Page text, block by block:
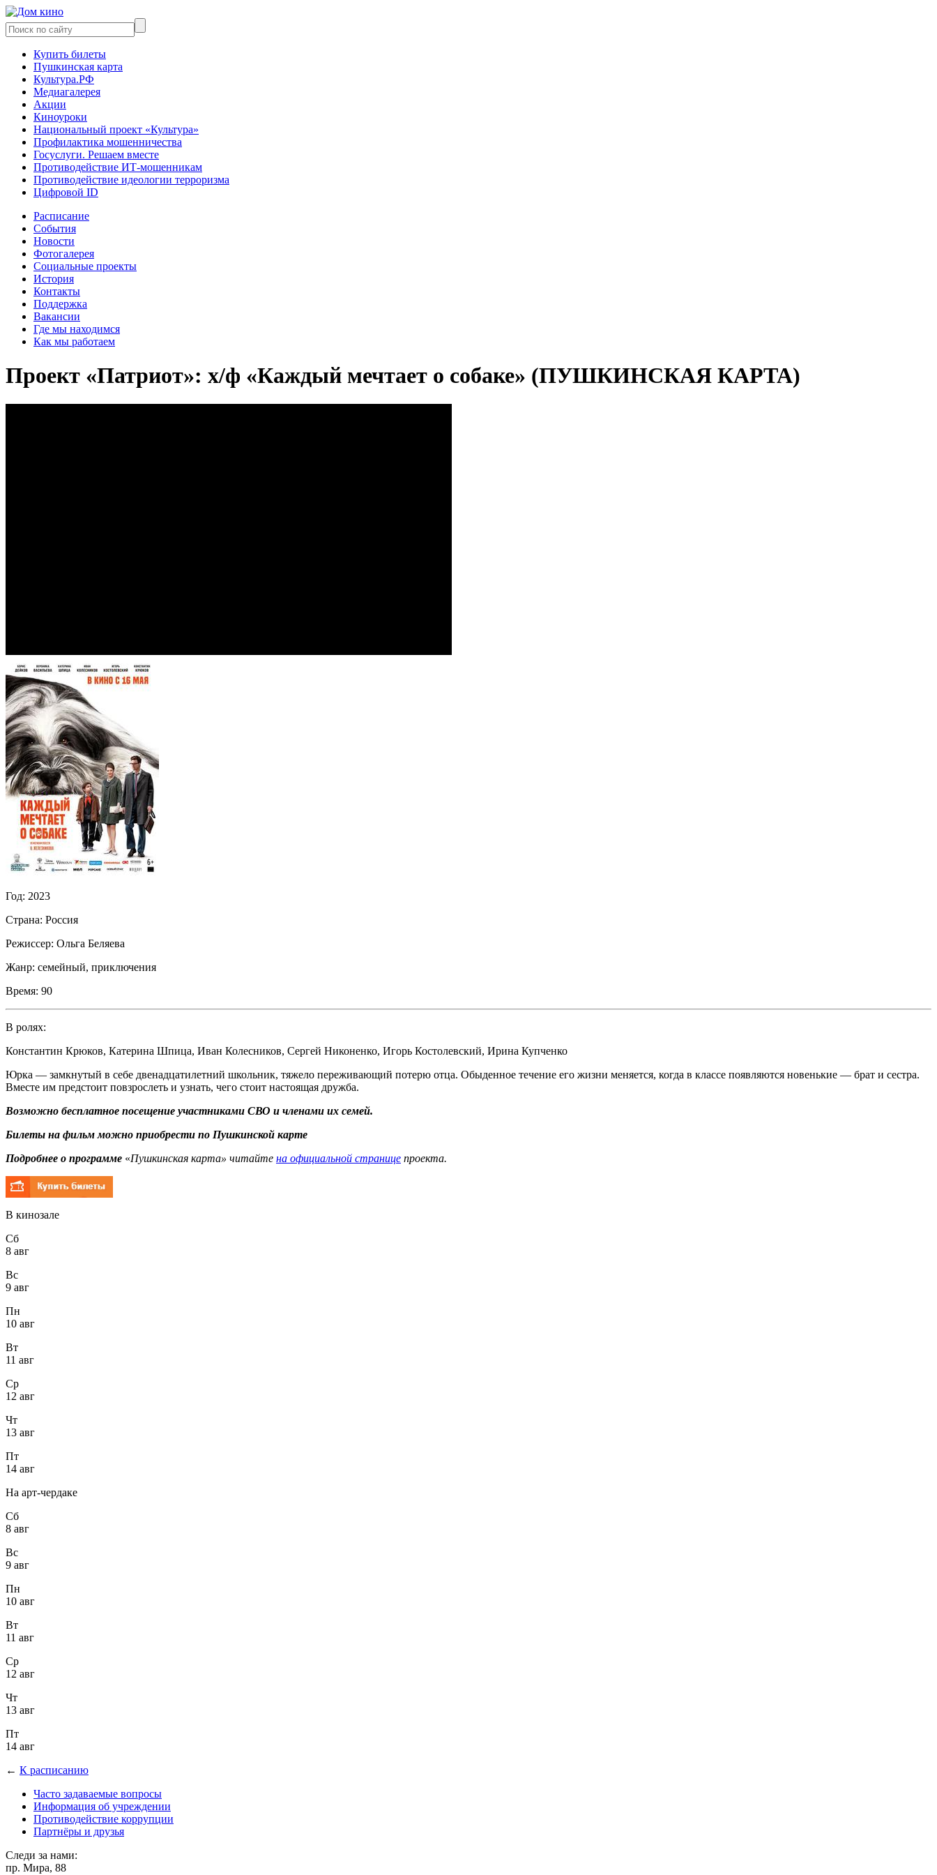
Купить билеты
Пушкинская карта
Культура.РФ
Медиагалерея
Акции
Киноуроки
Национальный проект «Культура»
Профилактика мошенничества
Госуслуги. Решаем вместе
Противодействие ИТ-мошенникам
Противодействие идеологии терроризма
Цифровой ID
Расписание
События
Новости
Фотогалерея
Социальные проекты
История
Контакты
Поддержка
Вакансии
Где мы находимся
Как мы работаем
Проект «Патриот»: х/ф «Каждый мечтает о собаке» (ПУШКИНСКАЯ КАРТА)
Год: 2023
Страна: Россия
Режиссер: Ольга Беляева
Жанр: семейный, приключения
Время: 90
В ролях:
Константин Крюков, Катерина Шпица, Иван Колесников, Сергей Никоненко, Игорь Костолевский, Ирина Купченко
Юрка — замкнутый в себе двенадцатилетний школьник, тяжело переживающий потерю отца. Обыденное течение его жизни меняется, когда в классе появляются новенькие — брат и сестра.
Вместе им предстоит повзрослеть и узнать, чего стоит настоящая дружба.
Возможно бесплатное посещение участниками СВО и членами их семей.
Билеты на фильм можно приобрести по Пушкинской карте
Подробнее о программе «Пушкинская карта» читайте на официальной странице проекта.
В кинозале
Сб
8 авг
Вс
9 авг
Пн
10 авг
Вт
11 авг
Ср
12 авг
Чт
13 авг
Пт
14 авг
На арт-чердаке
Сб
8 авг
Вс
9 авг
Пн
10 авг
Вт
11 авг
Ср
12 авг
Чт
13 авг
Пт
14 авг
← К расписанию
Часто задаваемые вопросы
Информация об учреждении
Противодействие коррупции
Партнёры и друзья
Следи за нами:
пр. Мира, 88